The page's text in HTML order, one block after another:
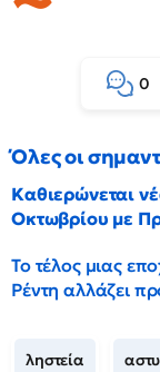
0
Όλες οι
Καθιερώνεται
Οκτωβρίου με
Το τέλος μιας
Ρέντη αλλάζει
ληστεία